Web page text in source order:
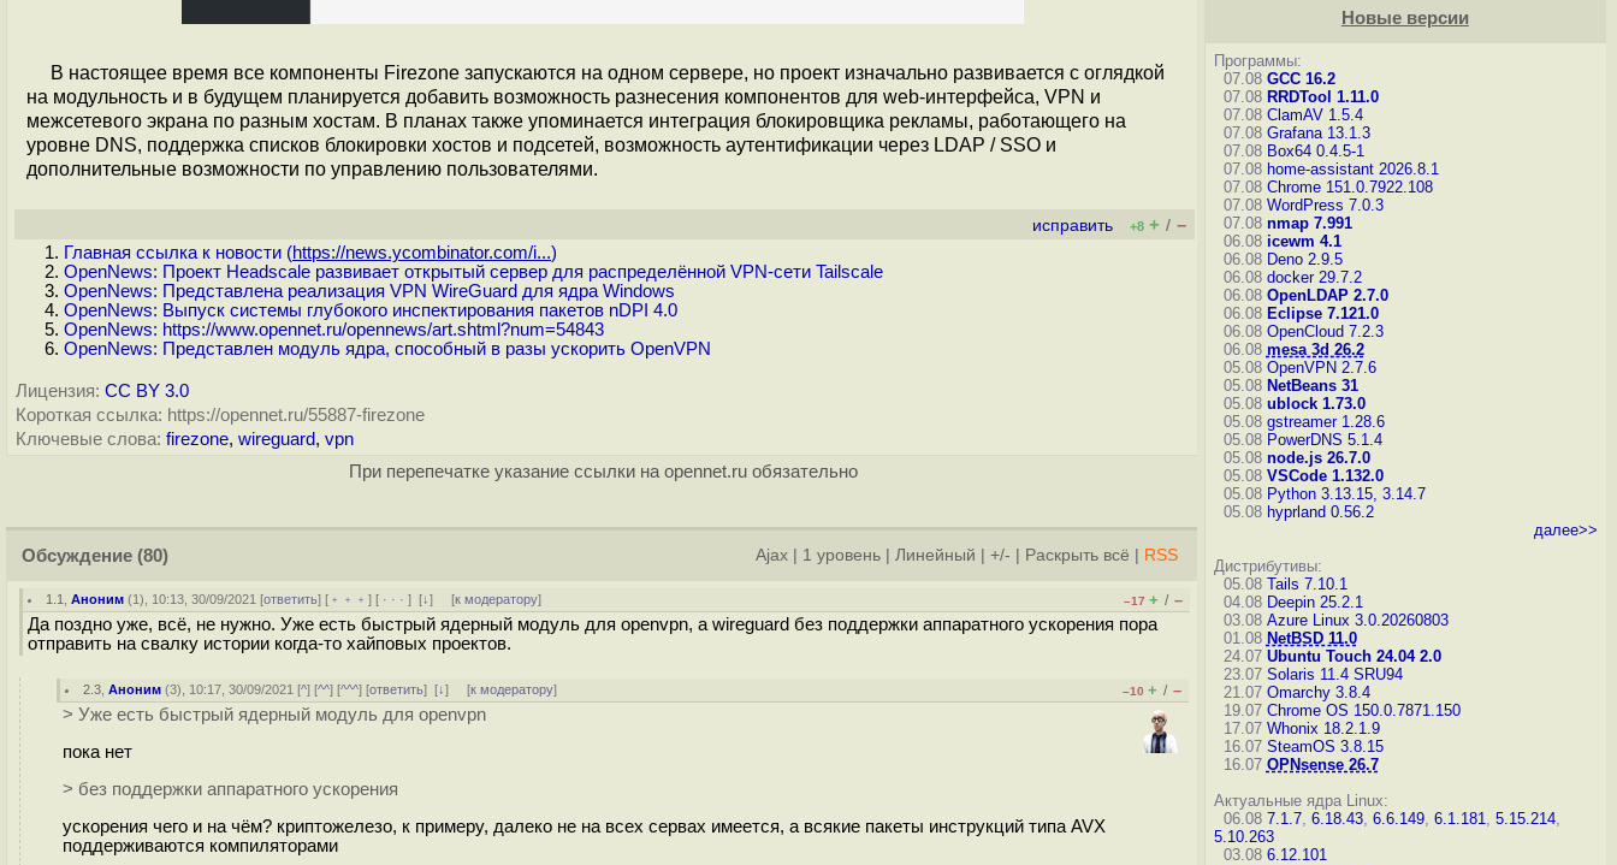
В настоящее время все компоненты Firezone запускаются на одном сервере, но проект изначально развивается с оглядкой
на модульность и в будущем планируется добавить возможность разнесения компонентов для web-интерфейса, VPN и
межсетевого экрана по разным хостам. В планах также упоминается интеграция блокировщика рекламы, работающего на
уровне DNS, поддержка списков блокировки хостов и подсетей, возможность аутентификации через LDAP / SSO и
дополнительные возможности по управлению пользователями.
исправить +8 + / –
Главная ссылка к новости (https://news.ycombinator.com/i...)
OpenNews: Проект Headscale развивает открытый сервер для распределённой VPN-сети Tailscale
OpenNews: Представлена реализация VPN WireGuard для ядра Windows
OpenNews: Выпуск системы глубокого инспектирования пакетов nDPI 4.0
OpenNews: https://www.opennet.ru/opennews/art.shtml?num=54843
OpenNews: Представлен модуль ядра, способный в разы ускорить OpenVPN
Лицензия: CC BY 3.0
Короткая ссылка: https://opennet.ru/55887-firezone
Ключевые слова: firezone, wireguard, vpn
При перепечатке указание ссылки на opennet.ru обязательно
Обсуждение (80) Ajax 1 уровень Линейный +/- Раскрыть всё RSS
1.1 ,Аноним (1), 10:13, 30/09/2021 [ответить] [ ﹢﹢﹢] [ · · ·][↓] [к модератору] –17 + / –
Да поздно уже, всё, не нужно. Уже есть быстрый ядерный модуль для openvpn, а wireguard без поддержки аппаратного ускорения пора
отправить на свалку истории когда-то хайповых проектов.
2.3 ,Аноним (3), 10:17, 30/09/2021 [^] [^^] [^^^] [ответить][↓] [к модератору] –10 + / –
> Уже есть быстрый ядерный модуль для openvpn
пока нет
> без поддержки аппаратного ускорения
ускорения чего и на чём? криптожелезо, к примеру, далеко не на всех сервах имеется, а всякие пакеты инструкций типа AVX
поддерживаются компиляторами
Новые версии
Программы:
07.08 GCC 16.2
07.08 RRDTool 1.11.0
07.08 ClamAV 1.5.4
07.08 Grafana 13.1.3
07.08 Box64 0.4.5-1
07.08 home-assistant 2026.8.1
07.08 Chrome 151.0.7922.108
07.08 WordPress 7.0.3
07.08 nmap 7.991
06.08 icewm 4.1
06.08 Deno 2.9.5
06.08 docker 29.7.2
06.08 OpenLDAP 2.7.0
06.08 Eclipse 7.121.0
06.08 OpenCloud 7.2.3
06.08 mesa 3d 26.2
05.08 OpenVPN 2.7.6
05.08 NetBeans 31
05.08 ublock 1.73.0
05.08 gstreamer 1.28.6
05.08 PowerDNS 5.1.4
05.08 node.js 26.7.0
05.08 VSCode 1.132.0
05.08 Python 3.13.15, 3.14.7
05.08 hyprland 0.56.2
далее>>
Дистрибутивы:
05.08 Tails 7.10.1
04.08 Deepin 25.2.1
03.08 Azure Linux 3.0.20260803
01.08 NetBSD 11.0
24.07 Ubuntu Touch 24.04 2.0
23.07 Solaris 11.4 SRU94
21.07 Omarchy 3.8.4
19.07 Chrome OS 150.0.7871.150
17.07 Whonix 18.2.1.9
16.07 SteamOS 3.8.15
16.07 OPNsense 26.7
Актуальные ядра Linux:
06.08 7.1.7, 6.18.43, 6.6.149, 6.1.181, 5.15.214,
5.10.263
03.08 6.12.101